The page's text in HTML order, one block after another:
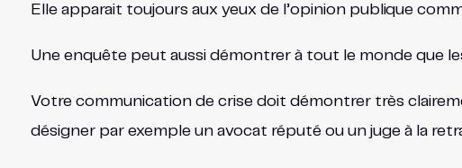
Elle apparait toujours aux yeux de l’opinion publique
Une enquête peut aussi démontrer à tout le monde que
Votre communication de crise doit démontrer très
désigner par exemple un avocat réputé ou un juge à la